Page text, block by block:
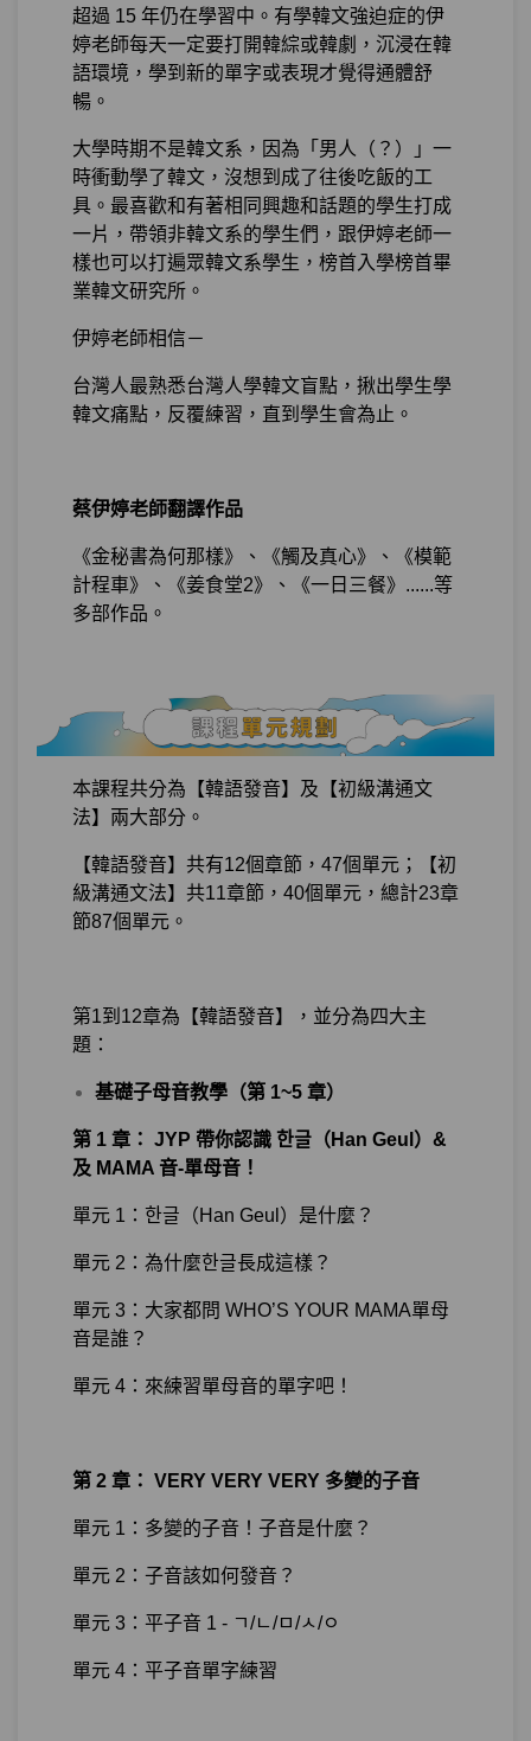
超過 15 年仍在學習中。有學韓文強迫症的伊
婷老師每天一定要打開韓綜或韓劇，沉浸在韓
語環境，學到新的單字或表現才覺得通體舒
暢。
大學時期不是韓文系，因為「男人（？）」一
時衝動學了韓文，沒想到成了往後吃飯的工
具。最喜歡和有著相同興趣和話題的學生打成
一片，帶領非韓文系的學生們，跟伊婷老師一
樣也可以打遍眾韓文系學生，榜首入學榜首畢
業韓文研究所。
伊婷老師相信－
台灣人最熟悉台灣人學韓文盲點，揪出學生學
韓文痛點，反覆練習，直到學生會為止。
蔡伊婷老師翻譯作品
《金秘書為何那樣》、《觸及真心》、《模範
計程車》、《姜食堂2》、《一日三餐》......等
多部作品。
本課程共分為【韓語發音】及【初級溝通文
法】兩大部分。
【韓語發音】共有12個章節，47個單元；【初
級溝通文法】共11章節，40個單元，總計23章
節87個單元。
第1到12章為【韓語發音】，並分為四大主
題：
基礎子母音教學（第 1~5 章）
第 1 章： JYP 帶你認識 한글（Han Geul）&
及 MAMA 音-單母音！
單元 1：한글（Han Geul）是什麼？
單元 2：為什麼한글長成這樣？
單元 3：大家都問 WHO’S YOUR MAMA單母
音是誰？
單元 4：來練習單母音的單字吧！
第 2 章： VERY VERY VERY 多變的子音
單元 1：多變的子音！子音是什麼？
單元 2：子音該如何發音？
單元 3：平子音 1 - ㄱ/ㄴ/ㅁ/ㅅ/ㅇ
單元 4：平子音單字練習